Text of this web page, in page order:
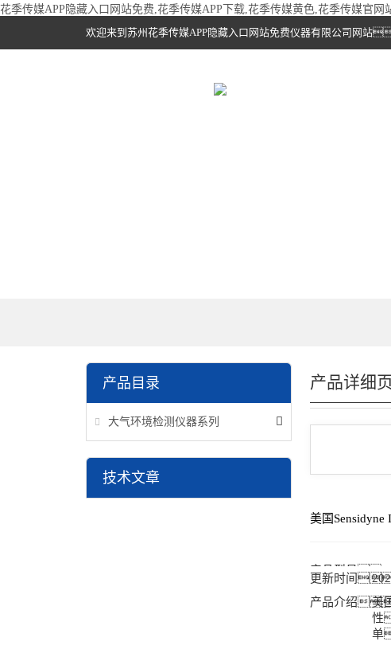
花季传媒APP隐藏入口网站免费,花季传媒APP下载,花季传媒黄色,花季传媒官网
欢迎来到苏州花季传媒APP隐藏入口网站免费仪器有限公司网站
产品目录
大气环境检测仪器系列
技术文章
产品详细
美国Sensidyne
产品型号
更新时间
产品介绍美
性
单